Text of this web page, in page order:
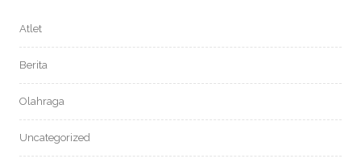
Atlet
Berita
Olahraga
Uncategorized